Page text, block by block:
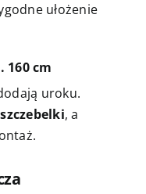
ułożenie
160 cm
uroku.
, a